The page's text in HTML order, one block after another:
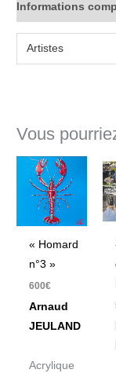
Informations
Artistes
Vous
« Homard
n°3 »
600€
Arnaud
JEULAND
Acrylique